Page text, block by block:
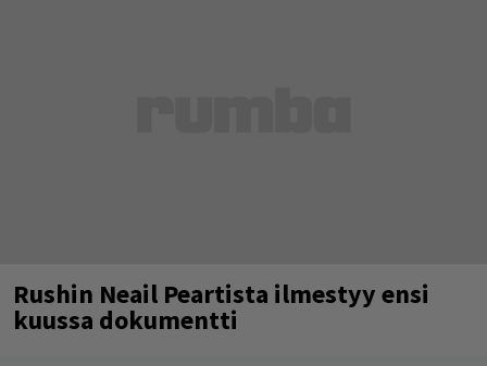
Rushin Neail Peartista ilmestyy ensi
kuussa dokumentti